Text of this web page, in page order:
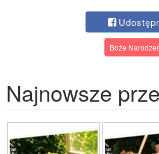
Boże
Najnowsze